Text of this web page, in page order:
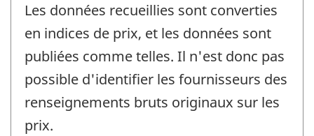
Les données recueillies sont converties
en indices de prix, et les données sont
publiées comme telles. Il n'est donc pas
possible d'identifier les fournisseurs des
renseignements bruts originaux sur les
prix.